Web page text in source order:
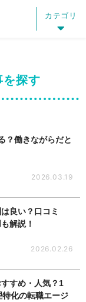
カテゴリ
を探す
？働きながらだと
2026.03.19
良い？口コミ
解説！
2026.02.26
すめ・人気？1
化の転職エージ